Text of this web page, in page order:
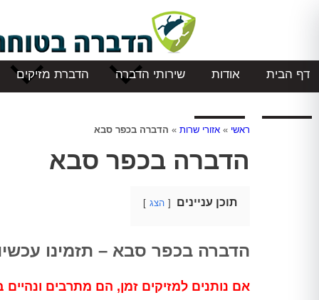
דף הבית אודות שירותי הדברה הדברת מזיקים
ראשי » אזורי שרות » הדברה בכפר סבא
הדברה בכפר סבא
תוכן עניינים הצג
הדברה בכפר סבא – תזמינו
אם נותנים למזיקים זמן, הם מתרבים ונהיים